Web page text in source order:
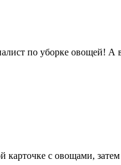
по уборке овощей! А
с овощами,